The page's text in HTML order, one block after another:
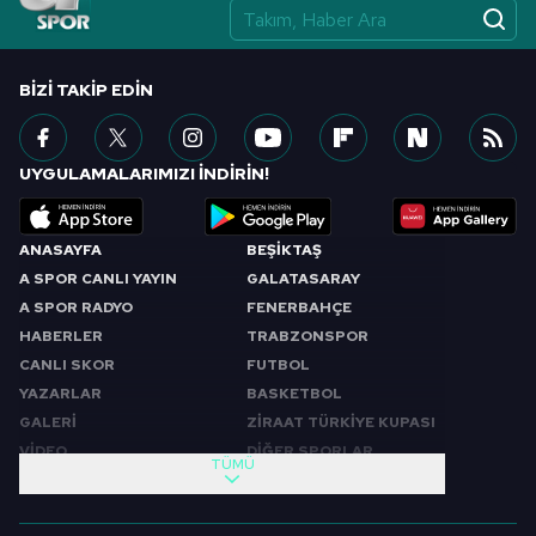
ANASAYFA
A SPOR CANLI YAYIN
A SPOR RADYO
HABERLER
CANLI SKOR
YAZARLAR
GALERİ
VİDEO
BEŞİKTAŞ
GALATASARAY
FENERBAHÇE
TRABZONSPOR
FUTBOL
BASKETBOL
ZİRAAT TÜRKİYE KUPASI
DİĞER SPORLAR
TÜMÜ
BIZI TAKIP EDIN
UYGULAMALARIMIZI İNDİRİN!